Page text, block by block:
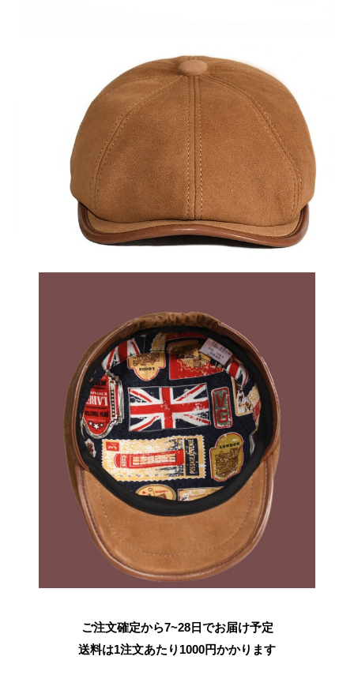
ご注文確定から7~28日でお届け予定
送料は1注文あたり 1000円かかります